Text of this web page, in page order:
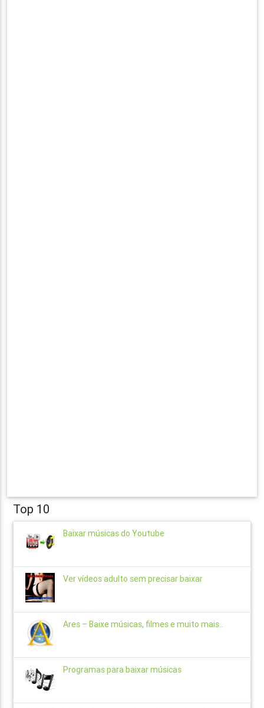
Top 10
Baixar músicas do Youtube
Ver vídeos adulto sem precisar baixar
Ares – Baixe músicas, filmes e muito mais..
Programas para baixar músicas